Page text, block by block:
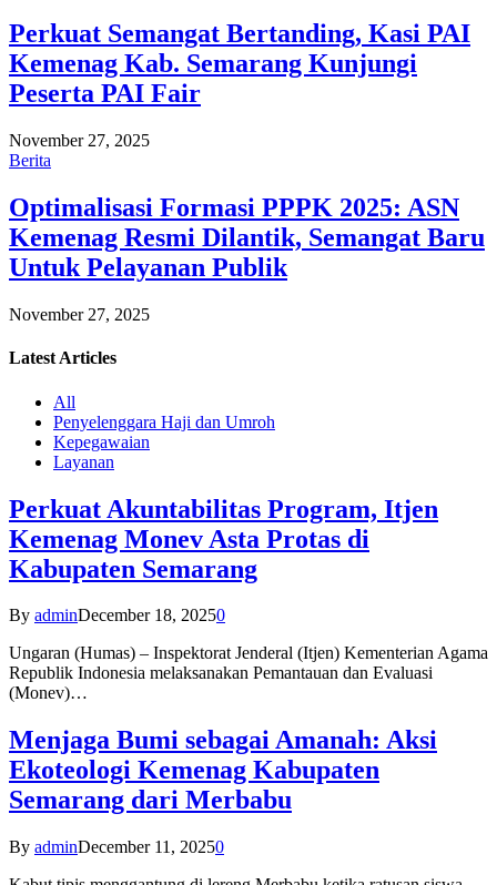
Perkuat Semangat Bertanding, Kasi PAI
Kemenag Kab. Semarang Kunjungi
Peserta PAI Fair
November 27, 2025
Berita
Optimalisasi Formasi PPPK 2025: ASN
Kemenag Resmi Dilantik, Semangat Baru
Untuk Pelayanan Publik
November 27, 2025
Latest Articles
All
Penyelenggara Haji dan Umroh
Kepegawaian
Layanan
Perkuat Akuntabilitas Program, Itjen
Kemenag Monev Asta Protas di
Kabupaten Semarang
By adminDecember 18, 20250
Ungaran (Humas) – Inspektorat Jenderal (Itjen) Kementerian Agama
Republik Indonesia melaksanakan Pemantauan dan Evaluasi
(Monev)…
Menjaga Bumi sebagai Amanah: Aksi
Ekoteologi Kemenag Kabupaten
Semarang dari Merbabu
By adminDecember 11, 20250